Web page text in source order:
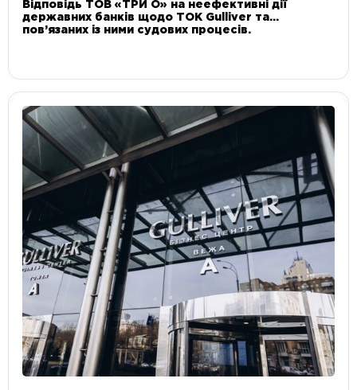
Відповідь ТОВ «ТРИ О» на неефективні дії
державних банків щодо ТОК Gulliver та
пов’язаних із ними судових процесів.